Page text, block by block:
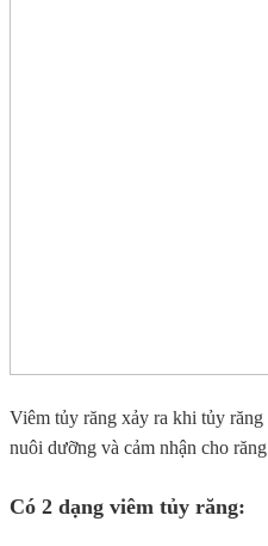
Viêm tủy răng xảy ra khi tủy
nuôi dưỡng và cảm nhận cho
Có 2 dạng viêm tủy răng: